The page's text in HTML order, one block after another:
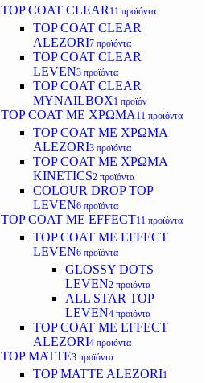
TOP COAT CLEAR 11 προϊόντα
TOP COAT CLEAR
ALEZORI7 προϊόντα
TOP COAT CLEAR
LEVEN3 προϊόντα
TOP COAT CLEAR
MYNAILBOX1 προϊόν
TOP COAT ΜΕ ΧΡΩΜΑ 11 προϊόντα
TOP COAT ΜΕ ΧΡΩΜΑ
ALEZORI3 προϊόντα
TOP COAT ΜΕ ΧΡΩΜΑ
KINETICS2 προϊόντα
COLOUR DROP TOP
LEVEN6 προϊόντα
TOP COAT ΜΕ EFFECT11 προϊόντα
TOP COAT ME EFFECT
LEVEN6 προϊόντα
GLOSSY DOTS
LEVEN2 προϊόντα
ALL STAR TOP
LEVEN4 προϊόντα
TOP COAT ME EFFECT
ALEZORI4 προϊόντα
TOP MATTE3 προϊόντα
TOP MATTE ALEZORI1